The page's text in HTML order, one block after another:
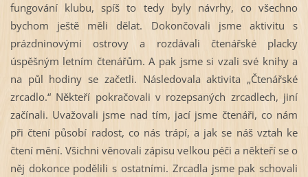
fungování klubu, spíš to tedy byly návrhy, co všechno
bychom ještě měli dělat. Dokončovali jsme aktivitu s
prázdninovými ostrovy a rozdávali čtenářské placky
úspěšným letním čtenářům. A pak jsme si vzali své knihy a
na půl hodiny se začetli. Následovala aktivita „Čtenářské
zrcadlo.“ Někteří pokračovali v rozepsaných zrcadlech, jiní
začínali. Uvažovali jsme nad tím, jací jsme čtenáři, co nám
při čtení působí radost, co nás trápí, a jak se náš vztah ke
čtení mění. Všichni věnovali zápisu velkou péči a někteří se o
něj dokonce podělili s ostatními. Zrcadla jsme pak schovali